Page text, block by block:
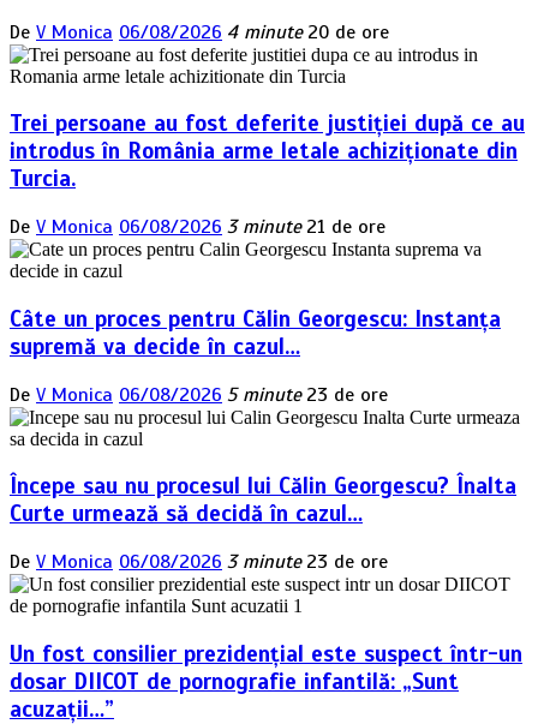
De V Monica 06/08/2026 4 minute 20 de ore
Trei persoane au fost deferite justiției după ce au
introdus în România arme letale achiziționate din
Turcia.
De V Monica 06/08/2026 3 minute 21 de ore
Câte un proces pentru Călin Georgescu: Instanța
supremă va decide în cazul…
De V Monica 06/08/2026 5 minute 23 de ore
Începe sau nu procesul lui Călin Georgescu? Înalta
Curte urmează să decidă în cazul…
De V Monica 06/08/2026 3 minute 23 de ore
Un fost consilier prezidențial este suspect într-un
dosar DIICOT de pornografie infantilă: „Sunt
acuzații…”